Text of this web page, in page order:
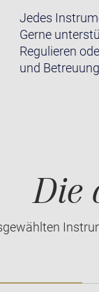
Jedes
Gerne
Regulieren
und
Die